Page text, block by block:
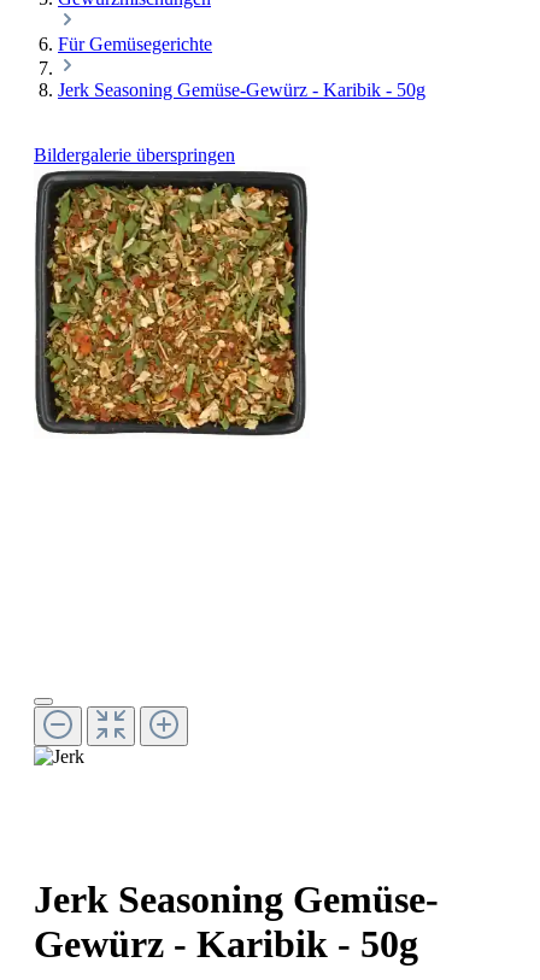
Für Gemüsegerichte
Jerk Seasoning Gemüse-Gewürz - Karibik - 50g
Bildergalerie überspringen
Jerk Seasoning Gemüse-
Gewürz - Karibik - 50g